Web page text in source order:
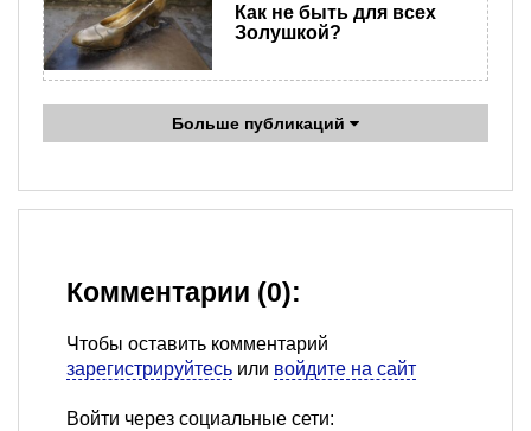
Как не быть для всех
Золушкой?
Больше публикаций
Комментарии (0):
Чтобы оставить комментарий
зарегистрируйтесь или войдите на сайт
Войти через социальные сети: